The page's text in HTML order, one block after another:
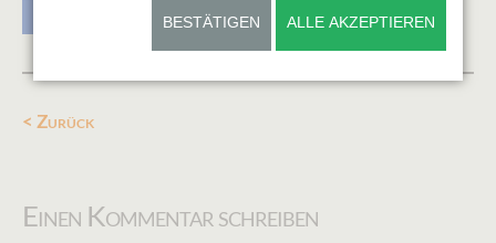
PinterestLinkedIn
Xing Reddit
Zurück
Einen Kommentar schreiben
BESTÄTIGEN ALLE AKZEPTIEREN